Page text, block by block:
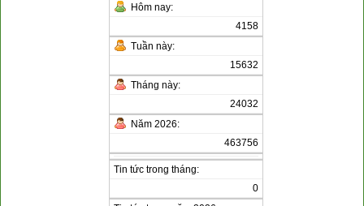
Hôm nay:
4158
Tuần này:
15632
Tháng này:
24032
Năm 2026:
463756
Tin tức trong tháng:
0